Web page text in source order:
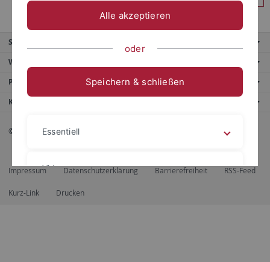
Service
Weitere Angebote
Portale
Kontaktinfo
© 2026 Eberhard Karls Universität Tübingen, Tübingen
Impressum Datenschutzerklärung Barrierefreiheit RSS-Feed
Kurz-Link Drucken
Alle akzeptieren
oder
Speichern & schließen
Essentiell
Videos